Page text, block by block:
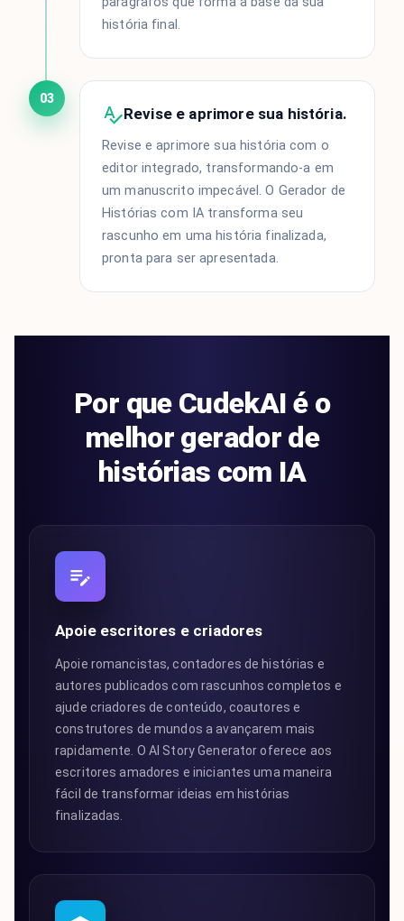
história final.
03
Revise e aprimore sua história.
Revise e aprimore sua história com o
editor integrado, transformando-a em
um manuscrito impecável. O Gerador de
Histórias com IA transforma seu
rascunho em uma história finalizada,
pronta para ser apresentada.
Por que CudekAI é o
melhor gerador de
histórias com IA
Apoie escritores e criadores
Apoie romancistas, contadores de histórias e
autores publicados com rascunhos completos e
ajude criadores de conteúdo, coautores e
construtores de mundos a avançarem mais
rapidamente. O AI Story Generator oferece aos
escritores amadores e iniciantes uma maneira
fácil de transformar ideias em histórias
finalizadas.